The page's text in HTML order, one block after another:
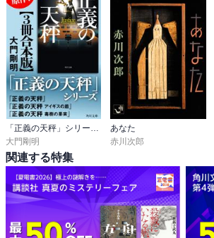
大門剛明
あなた
赤川次郎
関連する特集